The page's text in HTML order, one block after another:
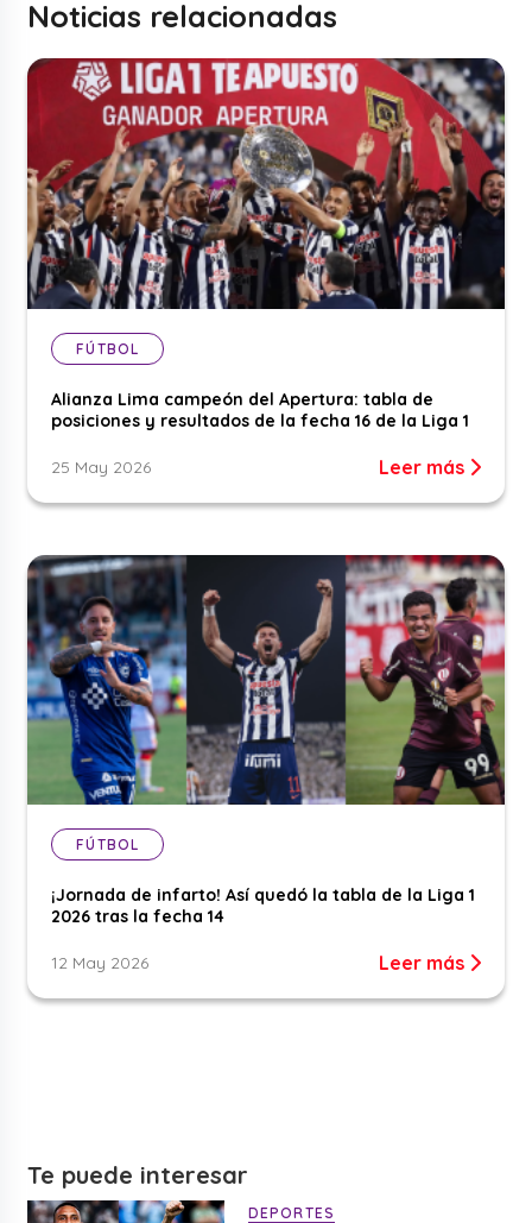
Noticias relacionadas
FÚTBOL
Alianza Lima campeón del Apertura: tabla de
posiciones y resultados de la fecha 16 de la Liga 1
25 May 2026 Leer más
FÚTBOL
¡Jornada de infarto! Así quedó la tabla de la Liga 1
2026 tras la fecha 14
12 May 2026 Leer más
Te puede interesar
DEPORTES